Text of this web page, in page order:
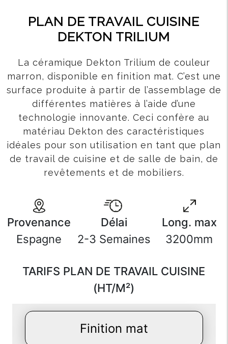
PLAN DE TRAVAIL CUISINE
DEKTON TRILIUM
La céramique Dekton Trilium de couleur
marron, disponible en finition mat. C’est une
surface produite à partir de l’assemblage de
différentes matières à l’aide d’une
technologie innovante. Ceci confère au
matériau Dekton des caractéristiques
idéales pour son utilisation en tant que plan
de travail de cuisine et de salle de bain, de
revêtements et de mobiliers.
Provenance
Espagne
Délai
2-3 Semaines
Long. max
3200mm
TARIFS PLAN DE TRAVAIL CUISINE
(HT/M²)
Finition mat